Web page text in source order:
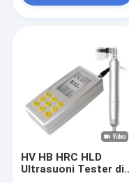
HV HB HRC HLD
Ultrasuoni Tester di